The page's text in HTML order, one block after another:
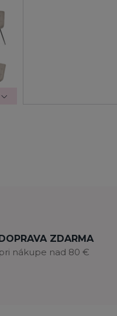
ZDARMA
pri nákupe nad 80 €